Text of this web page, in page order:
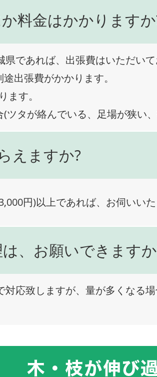
料金はかかります
であれば、出張費はいただいて
出張費がかかります。
ます。
タが絡んでいる、足場が狭い
えますか?
円)以上であれば、お伺いいた
、お願いできます
対応致しますが、量が多くなる